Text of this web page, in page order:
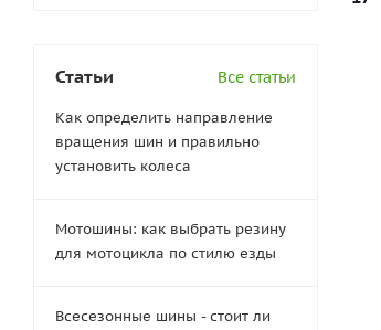
Статьи Все статьи
Как определить направление
вращения шин и правильно
установить колеса
Мотошины: как выбрать резину
для мотоцикла по стилю езды
Всесезонные шины - стоит ли